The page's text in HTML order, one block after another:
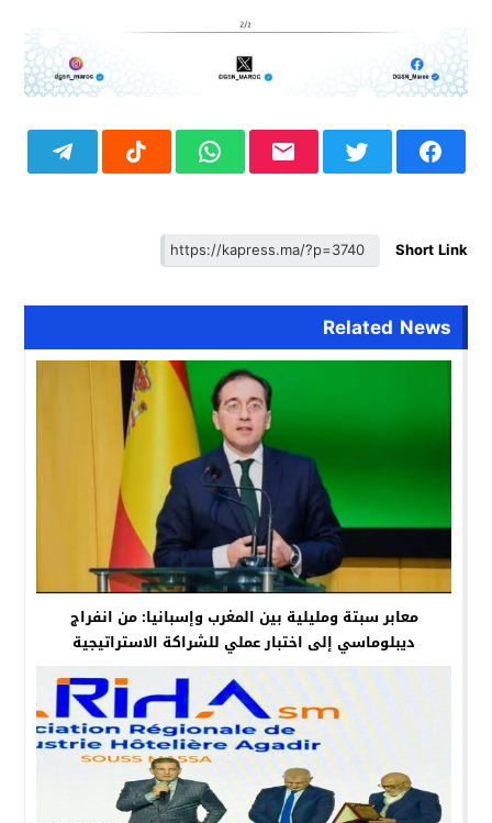
Short Link
Related News
معابر سبتة ومليلية بين المغرب وإسبانيا: من انفراج
ديبلوماسي إلى اختبار عملي للشراكة الاستراتيجية